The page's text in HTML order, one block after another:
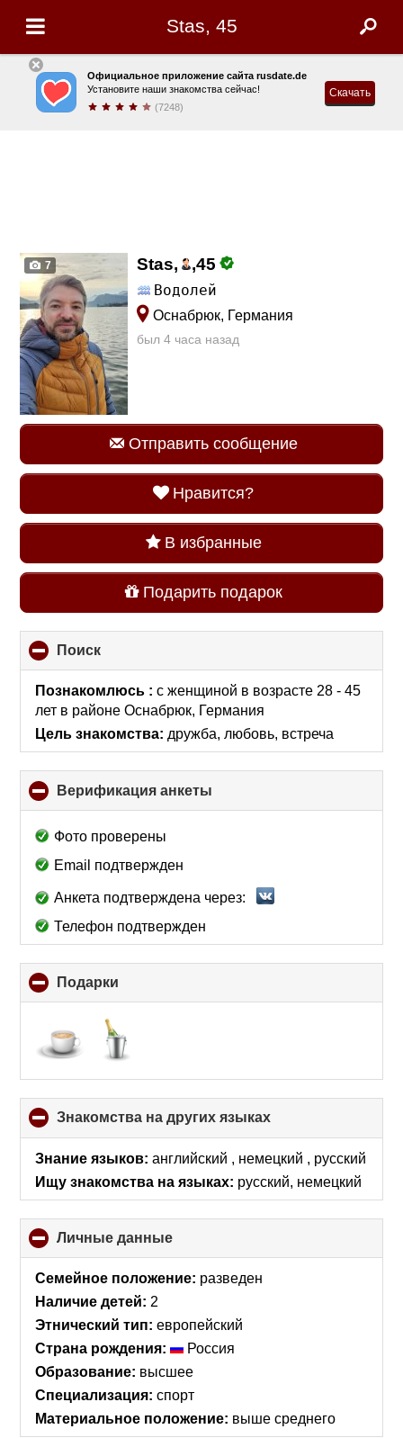
Stas, 45
Официальное приложение сайта rusdate.de
Установите наши знакомства сейчас!
(7248)
Скачать
7 Stas, ,45
Водолей
Оснабрюк, Германия
был 4 часа назад
Отправить сообщение
Нравится?
В избранные
Подарить подарок
Поиск
to
collapse
contents
Познакомлюсь :с женщиной в возрасте 28 - 45
лет в районе Оснабрюк, Германия
Цель знакомства: дружба, любовь, встреча
Верификация анкеты
to
Фото проверены
Email подтвержден
Анкета подтверждена через:
Телефон подтвержден
Подарки
to
contents
Знакомства на других языках
to
collapse
contents
Знание языков: английский , немецкий , русский
Ищу знакомства на языках: русский, немецкий
Личные данные
to
collapse
Семейное положение: разведен
Наличие детей: 2
Этнический тип: европейский
Страна рождения:
Россия
Образование: высшее
Специализация: спорт
Материальное положение: выше среднего